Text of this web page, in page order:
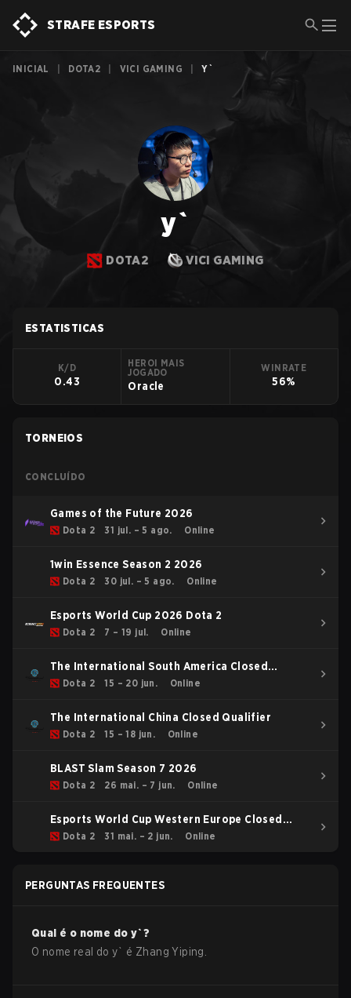
STRAFE ESPORTS
INICIAL DOTA2 VICI GAMING Y`
y`
DOTA2 VICI GAMING
ESTATISTICAS
K/D
0.43
HEROI MAIS
JOGADO
Oracle
WINRATE
56%
TORNEIOS
CONCLUÍDO
Games of the Future 2026
Dota 2 31 jul. – 5 ago. Online
1win Essence Season 2 2026
Dota 2 30 jul. – 5 ago. Online
Esports World Cup 2026 Dota 2
Dota 2 7 – 19 jul. Online
The International South America Closed
Qualifier
Dota 2 15 – 20 jun. Online
The International China Closed Qualifier
Dota 2 15 – 18 jun. Online
BLAST Slam Season 7 2026
Dota 2 26 mai. – 7 jun. Online
Esports World Cup Western Europe Closed
Qualifier
Dota 2 31 mai. – 2 jun. Online
PERGUNTAS FREQUENTES
Qual é o nome do y`?
O nome real doy` é Zhang Yiping